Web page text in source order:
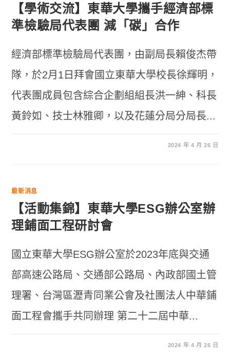
【學術交流】東華大學攜手經濟部標
準檢驗局代表團 減「碳」合作
經濟部標準檢驗局代表團，由副局長賴俊杰帶
隊，於2月1日拜會國立東華大學校長徐輝明，
代表團成員包含綜合企劃組組長洪一紳、科長
黃鈴如、技士林雅卿，以及花蓮分局分局長...
2024 年 4 月 26 日
最新消息
【活動集錦】東華大學ESG辦公室辦
理鋪面工程研討會
國立東華大學ESG辦公室於2023年底與交通
部高速公路局、交通部公路局、內政部國土管
理署、台灣區瀝青同業公會及社團法人中華鋪
面工程會攜手共同辦理 第二十二屆中華...
2024 年 4 月 26 日